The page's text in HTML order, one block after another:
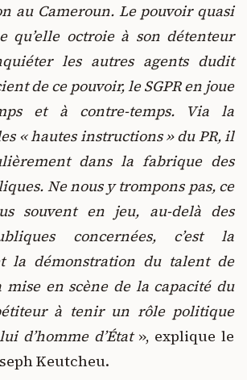
au Cameroun. Le pouvoir quasi
qu’elle octroie à son détenteur
les autres agents dudit
de ce pouvoir, le SGPR en joue
et à contre-temps. Via la
« hautes instructions » du PR, il
dans la fabrique des
Ne nous y trompons pas, ce
souvent en jeu, au-delà des
concernées, c’est la
la démonstration du talent de
mise en scène de la capacité du
à tenir un rôle politique
d’homme d’État », explique le
Keutcheu.